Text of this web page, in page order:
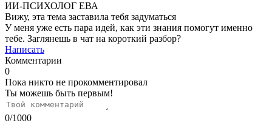
ИИ-ПСИХОЛОГ ЕВА
Вижу, эта тема заставила тебя задуматься
У меня уже есть пара идей, как эти знания помогут именно
тебе. Заглянешь в чат на короткий разбор?
Написать
Комментарии
0
Пока никто не прокомментировал
Ты можешь быть первым!
0/1000